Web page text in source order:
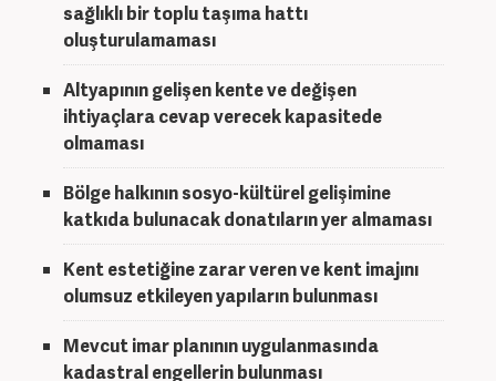
sağlıklı bir toplu taşıma hattı
oluşturulamaması
Altyapının gelişen kente ve değişen
ihtiyaçlara cevap verecek kapasitede
olmaması
Bölge halkının sosyo-kültürel gelişimine
katkıda bulunacak donatıların yer almaması
Kent estetiğine zarar veren ve kent imajını
olumsuz etkileyen yapıların bulunması
Mevcut imar planının uygulanmasında
kadastral engellerin bulunması